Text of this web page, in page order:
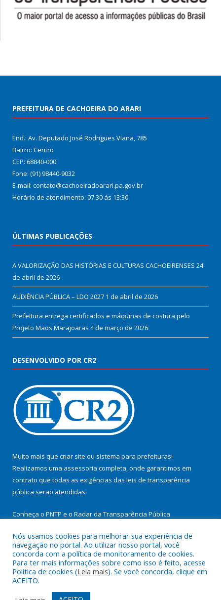
PREFEITURA DE CACHOEIRA DO ARARI
End.: Av. Deputado José Rodrigues Viana, 785
Bairro: Centro
CEP: 68840-000
Fone: (91) 98440-9032
E-mail: contato@cachoeiradoarari.pa.gov.br
Horário de atendimento: 07:30 às 13:30
ÚLTIMAS PUBLICAÇÕES
A VALORIZAÇÃO DAS HISTÓRIAS E CULTURAS CACHOEIRENSES 24
de abril de 2026
AUDIÊNCIA PÚBLICA – LDO 2027 1 de abril de 2026
Prefeitura entrega certificados e máquinas de costura pelo
Projeto Mãos Marajoaras 4 de março de 2026
DESENVOLVIDO POR CR2
Muito mais que criar site ou sistema para prefeituras!
Realizamos uma assessoria completa, onde garantimos em
contrato que todas as exigências das leis de transparência
pública serão atendidas.
Conheça o PNTP e o Radar da Transparência Pública
Todos os direitos reservados a Prefeitura Municipal de
Cachoeira do Arari.
Nós usamos cookies para melhorar sua experiência de
navegação no portal. Ao utilizar nosso portal, você
concorda com a política de monitoramento de cookies.
Para ter mais informações sobre como isso é feito, acesse
Política de cookies (Leia mais). Se você concorda, clique em
ACEITO.